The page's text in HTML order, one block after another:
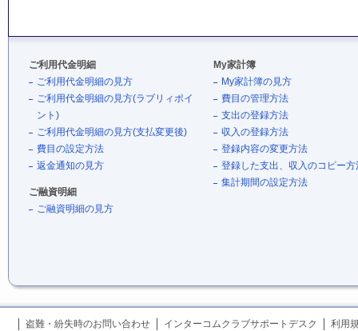
ご利用代金明細
ご利用代金明細の見方
ご利用代金明細の見方(ラブリィポイ
ント)
ご利用代金明細の見方(支払変更後)
費目の設定方法
返金通知の見方
ご融資明細
ご融資明細の見方
My家計簿
My家計簿の見方
費目の管理方法
支出の登録方法
収入の登録方法
登録内容の変更方法
登録した支出、収入のコピー方
集計期間の設定方法
盗難・紛失時のお問い合わせ インターコムクラブサポートデスク 利用